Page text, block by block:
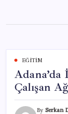
content
EĞITIM
Adana’da
Çalışan
By Serkan